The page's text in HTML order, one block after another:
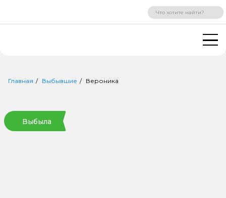
ВХОД РЕГИСТРАЦИЯ
Главная Выбывшие Вероника
Выбыла